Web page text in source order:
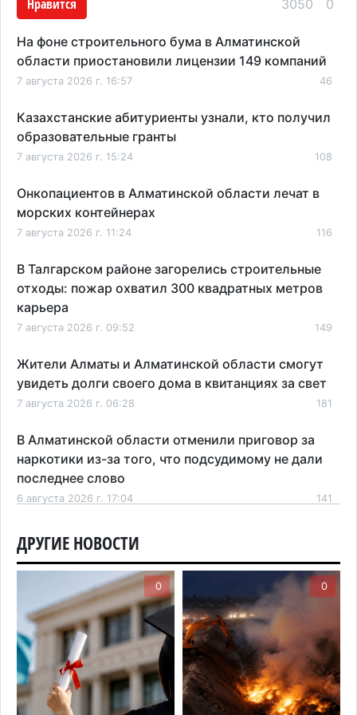
Нравится 3050 0
На фоне строительного бума в Алматинской
области приостановили лицензии 149 компаний
7 августа 2026 г. 16:57 46
Казахстанские абитуриенты узнали, кто получил
образовательные гранты
7 августа 2026 г. 15:24 108
Онкопациентов в Алматинской области лечат в
морских контейнерах
7 августа 2026 г. 11:24 116
В Талгарском районе загорелись строительные
отходы: пожар охватил 300 квадратных метров
карьера
7 августа 2026 г. 09:52 149
Жители Алматы и Алматинской области смогут
увидеть долги своего дома в квитанциях за свет
7 августа 2026 г. 06:28 181
В Алматинской области отменили приговор за
наркотики из-за того, что подсудимому не дали
последнее слово
6 августа 2026 г. 17:04 141
Проезд по БАКАД резко подорожал: в
Алматинской области начали действовать новые
тарифы
6 августа 2026 г. 14:36 191
Сильнейшие дзюдоисты мира приехали на
сборы в Алматинскую область
6 августа 2026 г. 12:12 149
Первый раз с ИИ в первый класс: казахстанских
ДРУГИЕ НОВОСТИ
0 0